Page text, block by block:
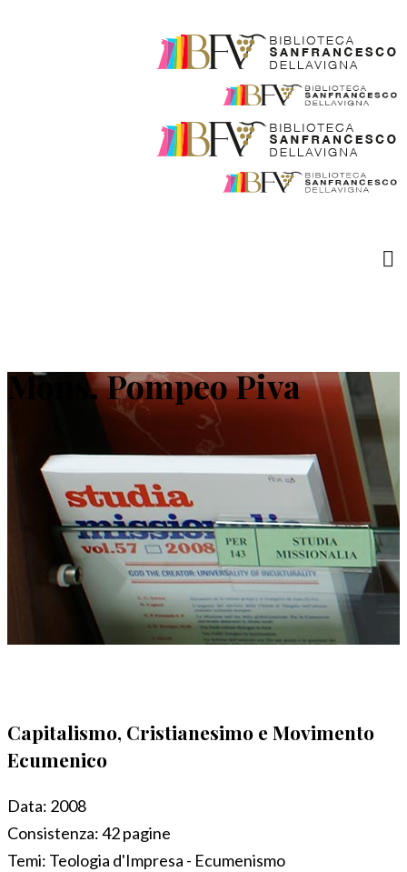
Mons. Pompeo Piva
Capitalismo, Cristianesimo e Movimento
Ecumenico
Data: 2008
Consistenza:42 pagine
Temi: Teologia d'Impresa - Ecumenismo